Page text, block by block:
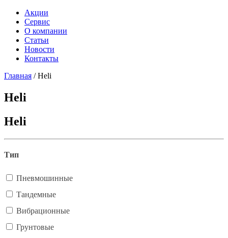
Акции
Сервис
О компании
Статьи
Новости
Контакты
Главная /Heli
Heli
Heli
Тип
Пневмошинные
Тандемные
Вибрационные
Грунтовые